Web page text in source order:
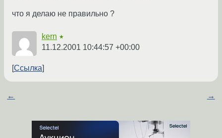
что я делаю не правильно ?
kern ★
11.12.2001 10:44:57 +00:00
Ссылка
← →